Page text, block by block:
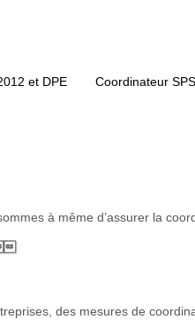
et DPE Coordinateur SPS
à même d’assurer la

des mesures de